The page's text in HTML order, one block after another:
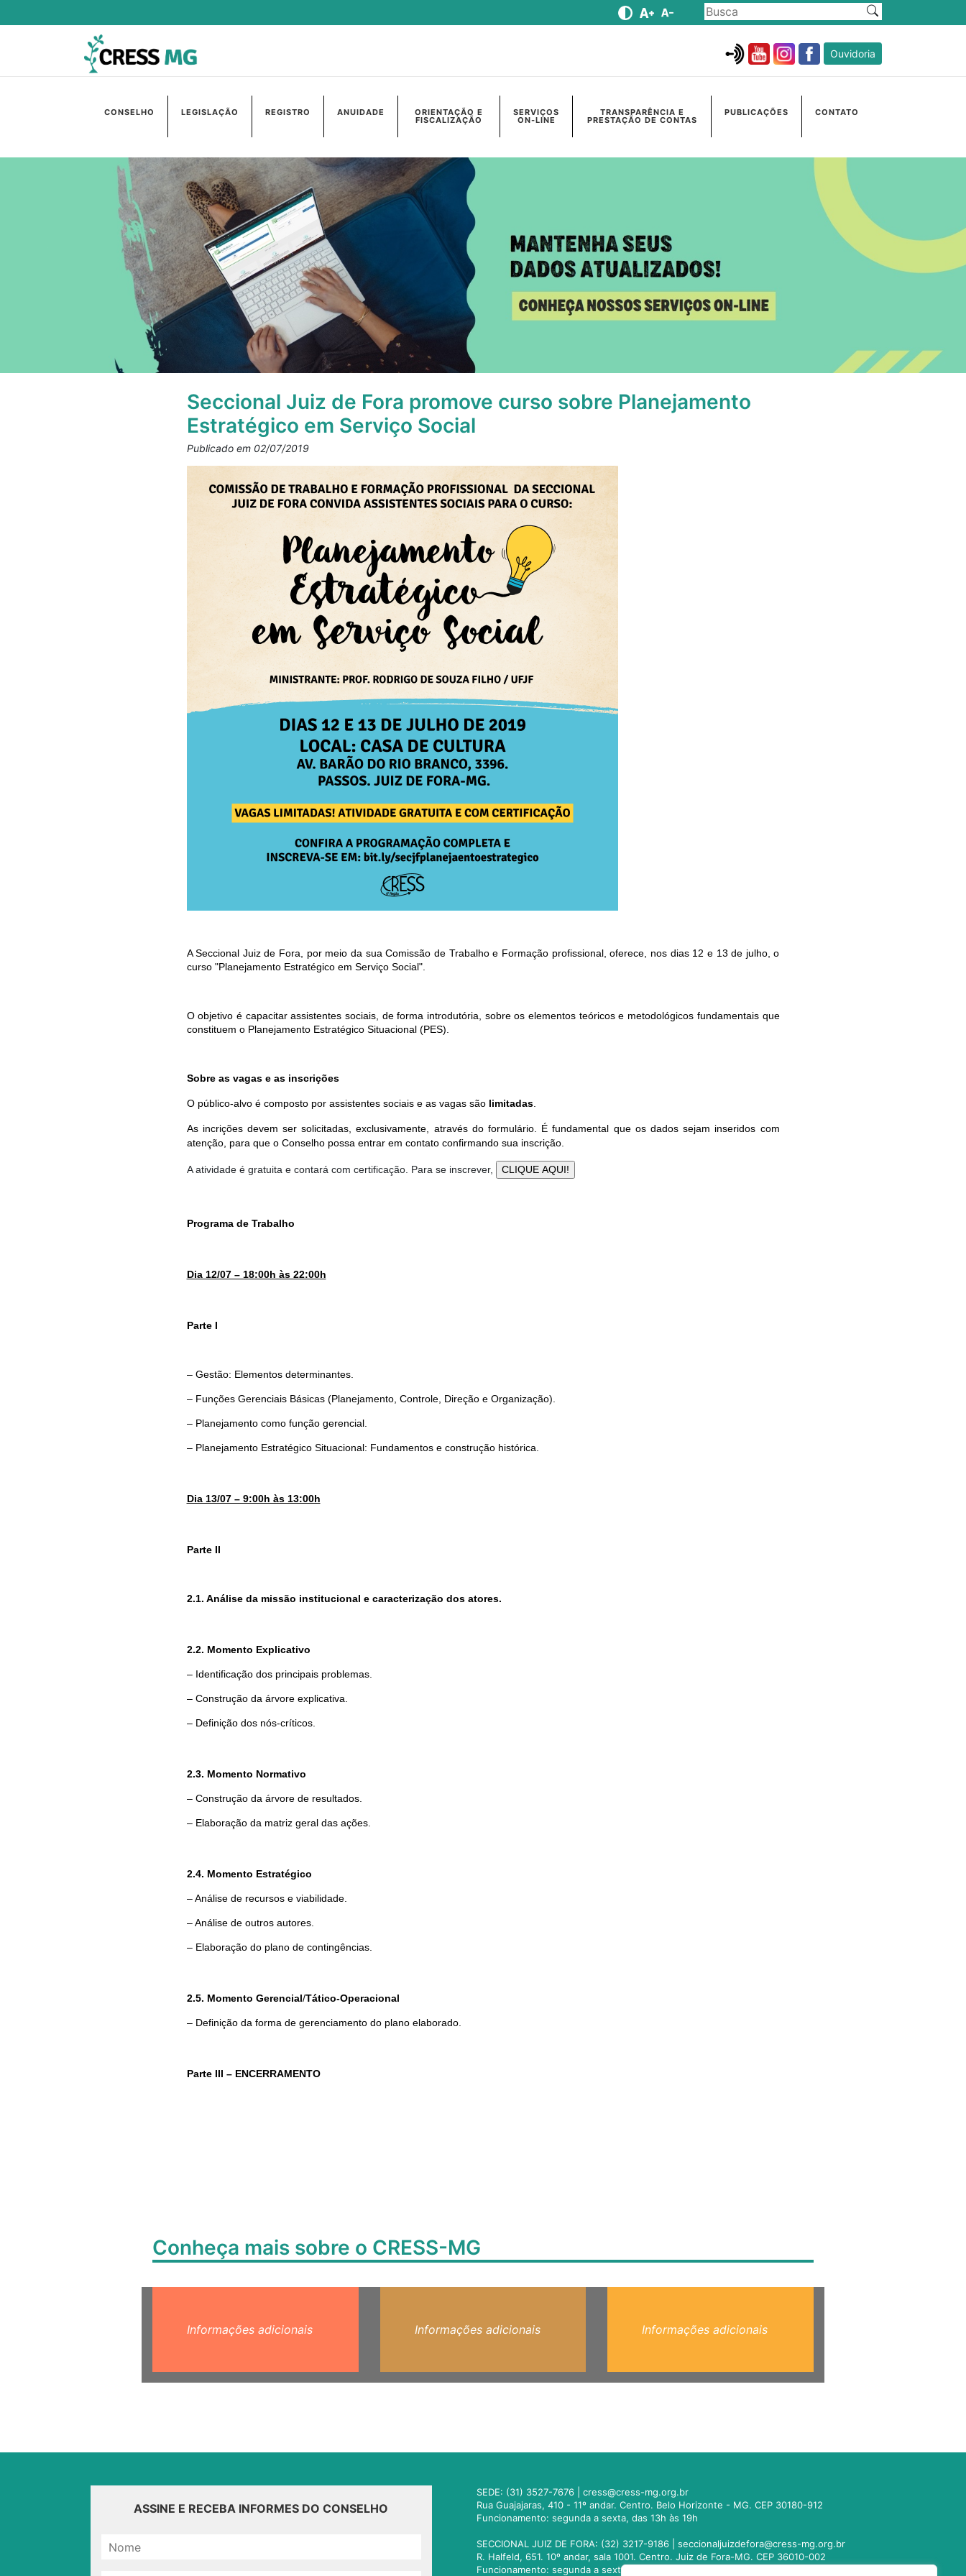
Ouvidoria
CONSELHO LEGISLAÇÃO REGISTRO ANUIDADE ORIENTAÇÃO E
FISCALIZAÇÃO
SERVIÇOS
ON-LINE
TRANSPARÊNCIA E
PRESTAÇÃO DE CONTAS
PUBLICAÇÕES CONTATO
Seccional Juiz de Fora promove curso sobre Planejamento
Estratégico em Serviço Social
Publicado em 02/07/2019
A Seccional Juiz de Fora, por meio da sua Comissão de Trabalho e Formação profissional, oferece, nos dias 12 e 13 de julho, o
curso "Planejamento Estratégico em Serviço Social".
O objetivo é capacitar assistentes sociais, de forma introdutória, sobre os elementos teóricos e metodológicos fundamentais que
constituem o Planejamento Estratégico Situacional (PES).
Sobre as vagas e as inscrições
O público-alvo é composto por assistentes sociais e as vagas são limitadas.
As incrições devem ser solicitadas, exclusivamente, através do formulário. É fundamental que os dados sejam inseridos com
atenção, para que o Conselho possa entrar em contato confirmando sua inscrição.
A atividade é gratuita e contará com certificação. Para se inscrever,
Programa de Trabalho
Dia 12/07 – 18:00h às 22:00h
Parte I
– Gestão: Elementos determinantes.
– Funções Gerenciais Básicas (Planejamento, Controle, Direção e Organização).
– Planejamento como função gerencial.
– Planejamento Estratégico Situacional: Fundamentos e construção histórica.
Dia 13/07 – 9:00h às 13:00h
Parte II
2.1. Análise da missão institucional e caracterização dos atores.
2.2. Momento Explicativo
– Identificação dos principais problemas.
– Construção da árvore explicativa.
– Definição dos nós-críticos.
2.3. Momento Normativo
– Construção da árvore de resultados.
– Elaboração da matriz geral das ações.
2.4. Momento Estratégico
– Análise de recursos e viabilidade.
– Análise de outros autores.
– Elaboração do plano de contingências.
2.5. Momento Gerencial/Tático-Operacional
– Definição da forma de gerenciamento do plano elaborado.
Parte III – ENCERRAMENTO
Conheça mais sobre o CRESS-MG
Informações adicionais Informações adicionais Informações adicionais
ASSINE E RECEBA INFORMES DO CONSELHO
SEDE: (31) 3527-7676 |cress@cress-mg.org.br
Rua Guajajaras, 410 - 11º andar. Centro. Belo Horizonte - MG. CEP 30180-912
Funcionamento: segunda a sexta, das 13h às 19h
SECCIONAL JUIZ DE FORA: (32) 3217-9186 |seccionaljuizdefora@cress-mg.org.br
R. Halfeld, 651. 10º andar, sala 1001. Centro. Juiz de Fora-MG. CEP 36010-002
Funcionamento: segunda a sexta, das 13h às 19h